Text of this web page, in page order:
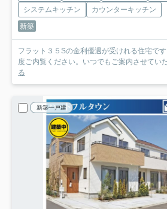
システムキッチン
カウンターキッチン
新築
フラット３５Sの金利優遇が受けれる住宅で
度ご内覧ください。いつでもご案内させてい
る
新築一戸建